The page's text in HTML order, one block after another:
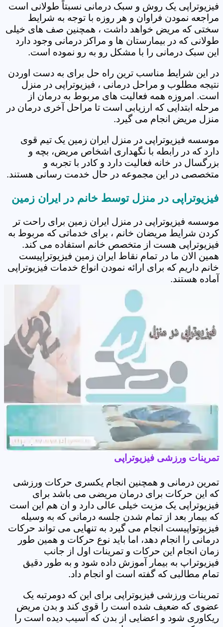
فیزیوتراپی یک روش و سبک درمانی نسبتاً طولانی است
مراجعه نمودن فراوان و هر روزه با توجه به شرایط
سختی که مریض خواهد داشت ، همچنین صف های خیلی
طولانی که در بیمارستان ها و مراکز درمانی وجود دارد
این سبک درمانی را با مشکل رو به رو نموده است.
در این شرایط مناسب ترین راه حل برای به دست اوردن
نتیجه مطلوب و مراحل درمانی ، فیزیوتراپی در منزل
است. امروزه همه فعالیت های مربوط به درمان از
مرحله ابتدایی که ارزیابی است تا مراحل آخری درمان در
منزل مریض انجام می گیرد.
موسسه فیزیوتراپی در منزل ایران زمین یک تیم قوی
دارد که در رابطه با نگهداری اشخاص مریض، بچه و
بزرگسال در خانه فعالیت دارد و کادر با تجربه و
متخصصی در این مجموعه در حال خدمت رسانی هستند.
فیزیوتراپی در منزل توسط خانم در ایران زمین
موسسه فیزیوتراپی در منزل ایران زمین برای راحت تر
کردن شرایط مریضان خانم ، برای خدماتی که مربوط به
فیزیوتراپی هست از متخصص خانم استفاده می کند.
همین الان ما در تمام نقاط ایران زمین فیزیوتراپیست
خانم داریم که برای ارائه نمودن انواع خدمات فیزیوتراپی
آماده هستند.
تمرینات ورزشی فیزیوتراپی
تمرین درمانی و همچنین انجام یکسری حرکات ورزشی
که این حرکات برای درمان مریضی می باشد برای
فیزیوتراپی یک مزیت خیلی عالی دارد و ان هم این است
که بیمار بعد از تمام شدن جلسه درمانی که به وسیله
فیزیوتواپیست انجام می گیرد به تنهایی می تواند حرکات
درمانی را انجام دهد، اما باید نوع حرکات و همین طور
زمان انجام این حرکات و تمرینات اول از جانب
فیزیوتراپ به بیمار آموزش داده شود و به طور دقیق
تمام مطالبی که گفته است او انجام داد.
تمرینات ورزشی فیزیوتراپی برای این که دومرتبه یک
عضوی که ضعیف شده است را قوی کند و بدن مریض
ریکاوری شود و اعضایی از بدن که آسیب دیده است را